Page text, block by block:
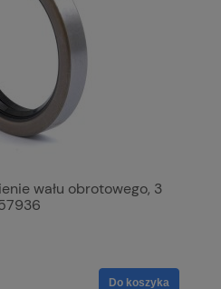
wału obrotowego, 3
Do koszyka